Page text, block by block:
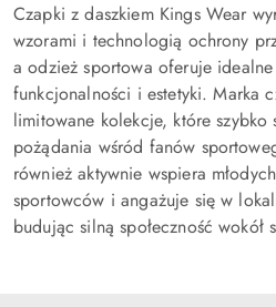
Czapki z daszkiem Kings Wear
wzorami i technologią ochrony
a odzież sportowa oferuje idealne
funkcjonalności i estetyki. Marka
limitowane kolekcje, które szybko
pożądania wśród fanów
również aktywnie wspiera
sportowców i angażuje się w
budując silną społeczność wokół